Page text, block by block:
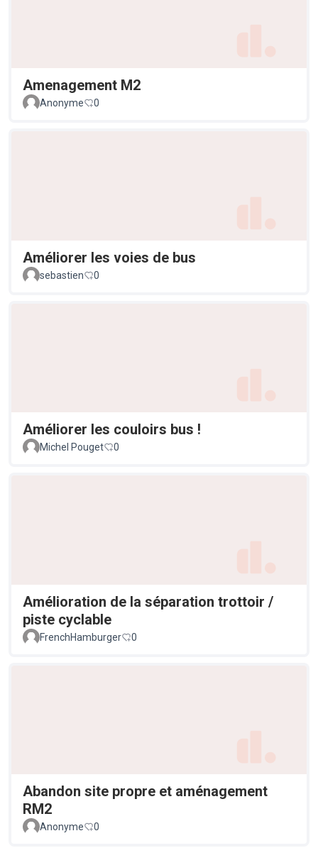
Amenagement M2
Anonyme 0
Améliorer les voies de bus
sebastien 0
Améliorer les couloirs bus !
Michel Pouget 0
Amélioration de la séparation trottoir /
piste cyclable
FrenchHamburger 0
Abandon site propre et aménagement
RM2
Anonyme 0